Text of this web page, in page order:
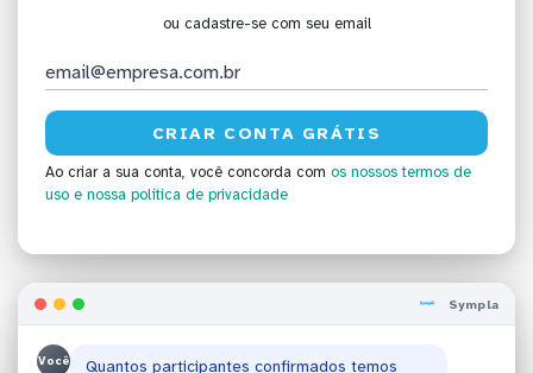
ou cadastre-se com seu email
Ao criar a sua conta, você concorda com os nossos termos de
uso e nossa política de privacidade
Sympla
Você
Quantos participantes confirmados temos